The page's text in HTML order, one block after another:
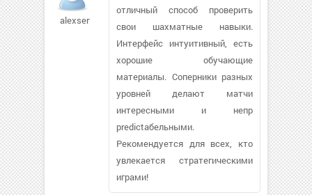
alexservis163
отличный способ проверить
свои шахматные навыки.
Интерфейс интуитивный, есть
хорошие обучающие
материалы. Соперники разных
уровней делают матчи
интересными и непр
predictабельными.
Рекомендуется для всех, кто
увлекается стратегическими
играми!